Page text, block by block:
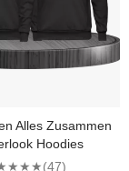
Alles Zusammen
Hoodies
(47)